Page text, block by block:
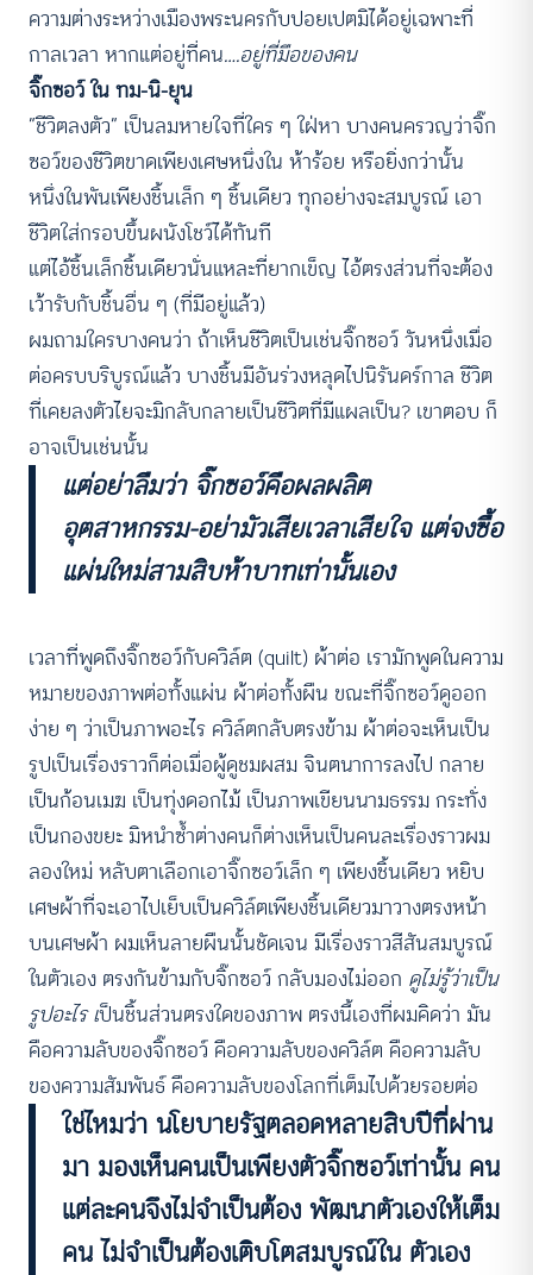
ความต่างระหว่างเมืองพระนครกับปอยเปตมิได้อยู่เฉพาะที่
กาลเวลา หากแต่อยู่ที่คน….อยู่ที่มือของคน
จิ๊กซอว์ ใน ทม-นิ-ยุน
“ชีวิตลงตัว” เป็นลมหายใจที่ใคร ๆ ใฝ่หา บางคนครวญว่าจิ๊ก
ซอว์ของชีวิตขาดเพียงเศษหนึ่งใน ห้าร้อย หรือยิ่งกว่านั้น
หนึ่งในพันเพียงชิ้นเล็ก ๆ ชิ้นเดียว ทุกอย่างจะสมบูรณ์ เอา
ชีวิตใส่กรอบขึ้นผนังโชว์ได้ทันที
แต่ไอ้ชิ้นเล็กชิ้นเดียวนั่นแหละที่ยากเข็ญ ไอ้ตรงส่วนที่จะต้อง
เว้ารับกับชิ้นอื่น ๆ (ที่มีอยู่แล้ว)
ผมถามใครบางคนว่า ถ้าเห็นชีวิตเป็นเช่นจิ๊กซอว์ วันหนึ่งเมื่อ
ต่อครบบริบูรณ์แล้ว บางชิ้นมีอันร่วงหลุดไปนิรันดร์กาล ชีวิต
ที่เคยลงตัวไยจะมิกลับกลายเป็นชีวิตที่มีแผลเป็น? เขาตอบ ก็
อาจเป็นเช่นนั้น
แต่อย่าลืมว่า จิ๊กซอว์คือผลผลิต
อุตสาหกรรม-อย่ามัวเสียเวลาเสียใจ แต่จงซื้อ
แผ่นใหม่สามสิบห้าบาทเท่านั้นเอง
เวลาที่พูดถึงจิ๊กซอว์กับควิล์ต (quilt) ผ้าต่อ เรามักพูดในความ
หมายของภาพต่อทั้งแผ่น ผ้าต่อทั้งผืน ขณะที่จิ๊กซอว์ดูออก
ง่าย ๆ ว่าเป็นภาพอะไร ควิล์ตกลับตรงข้าม ผ้าต่อจะเห็นเป็น
รูปเป็นเรื่องราวก็ต่อเมื่อผู้ดูชมผสม จินตนาการลงไป กลาย
เป็นก้อนเมฆ เป็นทุ่งดอกไม้ เป็นภาพเขียนนามธรรม กระทั่ง
เป็นกองขยะ มิหนำซ้ำต่างคนก็ต่างเห็นเป็นคนละเรื่องราวผม
ลองใหม่ หลับตาเลือกเอาจิ๊กซอว์เล็ก ๆ เพียงชิ้นเดียว หยิบ
เศษผ้าที่จะเอาไปเย็บเป็นควิล์ตเพียงชิ้นเดียวมาวางตรงหน้า
บนเศษผ้า ผมเห็นลายผืนนั้นชัดเจน มีเรื่องราวสีสันสมบูรณ์
ในตัวเอง ตรงกันข้ามกับจิ๊กซอว์ กลับมองไม่ออก ดูไม่รู้ว่าเป็น
รูปอะไร เป็นชิ้นส่วนตรงใดของภาพ ตรงนี้เองที่ผมคิดว่า มัน
คือความลับของจิ๊กซอว์ คือความลับของควิล์ต คือความลับ
ของความสัมพันธ์ คือความลับของโลกที่เต็มไปด้วยรอยต่อ
ใช่ไหมว่า นโยบายรัฐตลอดหลายสิบปีที่ผ่าน
มา มองเห็นคนเป็นเพียงตัวจิ๊กซอว์เท่านั้น คน
แต่ละคนจึงไม่จำเป็นต้อง พัฒนาตัวเองให้เต็ม
คน ไม่จำเป็นต้องเติบโตสมบูรณ์ใน ตัวเอง